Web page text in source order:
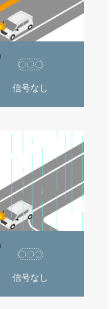
信号なし
信号なし